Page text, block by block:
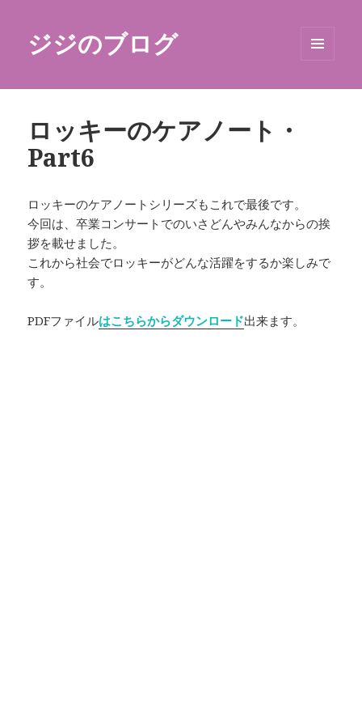
ジジのブログ
ロッキーのケアノート・
Part6
ロッキーのケアノートシリーズもこれで最後です。
今回は、卒業コンサートでのいさどんやみんなからの挨
拶を載せました。
これから社会でロッキーがどんな活躍をするか楽しみで
す。
PDFファイルはこちらからダウンロード出来ます。